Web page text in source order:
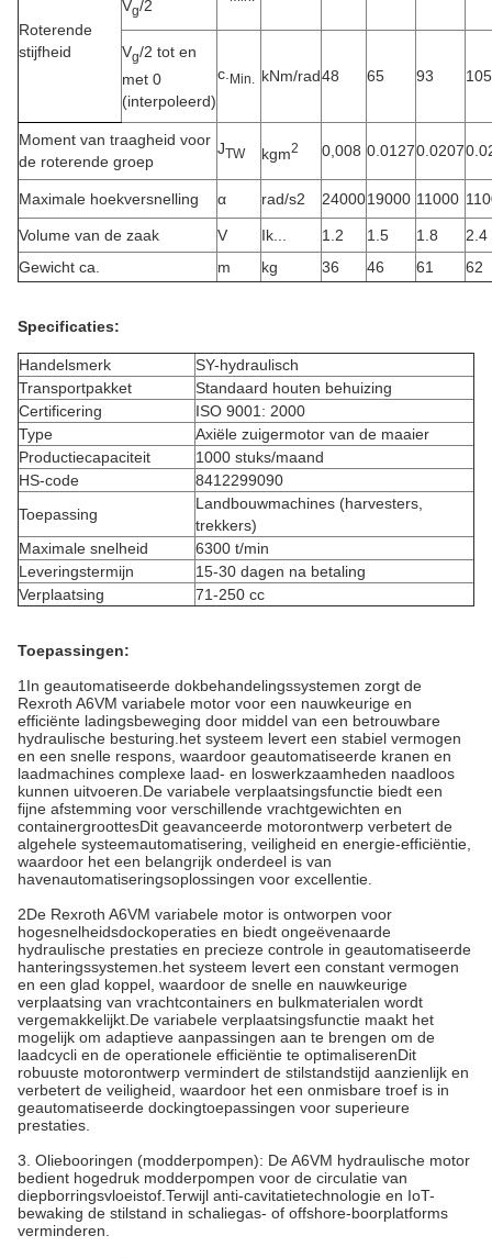
Roterende
stijfheid
Vg/2
Vg/2 tot en
met 0
(interpoleerd)
c. Min. kNm/rad48 65 93 105
Moment van traagheid voor
de roterende groep
JTW kgm2 0,008 0.01270.0207
Maximale hoekversnelling α rad/s2 2400019000 11000
Volume van de zaak V Ik... 1.2 1.5 1.8
2.4
Gewicht ca.
m kg 36 46 61 62
Specificaties:
Handelsmerk
SY-hydraulisch
Transportpakket
Standaard houten behuizing
Certificering
ISO 9001: 2000
Type
Axiële zuigermotor van de maaier
Productiecapaciteit
1000 stuks/maand
HS-code
8412299090
Toepassing
Landbouwmachines (harvesters,
trekkers)
Maximale snelheid
6300 t/min
Leveringstermijn
15-30 dagen na betaling
Verplaatsing
71-250 cc
Toepassingen:
1In geautomatiseerde dokbehandelingssystemen zorgt de
Rexroth A6VM variabele motor voor een nauwkeurige en
efficiënte ladingsbeweging door middel van een betrouwbare
hydraulische besturing.het systeem levert een stabiel vermogen
en een snelle respons, waardoor geautomatiseerde kranen en
laadmachines complexe laad- en loswerkzaamheden naadloos
kunnen uitvoeren.De variabele verplaatsingsfunctie biedt een
fijne afstemming voor verschillende vrachtgewichten en
containergroottesDit geavanceerde motorontwerp verbetert de
algehele systeemautomatisering, veiligheid en energie-efficiëntie,
waardoor het een belangrijk onderdeel is van
havenautomatiseringsoplossingen voor excellentie.
2De Rexroth A6VM variabele motor is ontworpen voor
hogesnelheidsdockoperaties en biedt ongeëvenaarde
hydraulische prestaties en precieze controle in geautomatiseerde
hanteringssystemen.het systeem levert een constant vermogen
en een glad koppel, waardoor de snelle en nauwkeurige
verplaatsing van vrachtcontainers en bulkmaterialen wordt
vergemakkelijkt.De variabele verplaatsingsfunctie maakt het
mogelijk om adaptieve aanpassingen aan te brengen om de
laadcycli en de operationele efficiëntie te optimaliserenDit
robuuste motorontwerp vermindert de stilstandstijd aanzienlijk en
verbetert de veiligheid, waardoor het een onmisbare troef is in
geautomatiseerde dockingtoepassingen voor superieure
prestaties.
3. Oliebooringen (modderpompen): De A6VM hydraulische motor
bedient hogedruk modderpompen voor de circulatie van
diepborringsvloeistof.Terwijl anti-cavitatietechnologie en IoT-
bewaking de stilstand in schaliegas- of offshore-boorplatforms
verminderen.